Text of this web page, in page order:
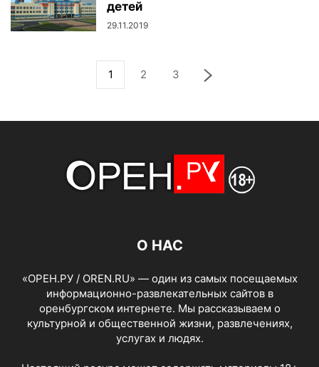
детей
29.11.2019
1 2 3
О НАС
«ОРЕН.РУ / OREN.RU» — один из самых посещаемых
информационно-развлекательных сайтов в
оренбургском интернете. Мы рассказываем о
культурной и общественной жизни, развлечениях,
услугах и людях.